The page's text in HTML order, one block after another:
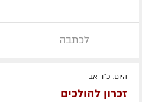
לכתבה
היום, כ"ד אב
זכרון להולכים